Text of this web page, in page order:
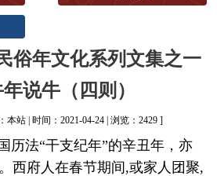
俗年文化系列文集之一
说牛（四则）
本站 | 时间：2021-04-24 | 浏览：2429 ]
历法“干支纪年”的辛丑年，亦
西府人在春节期间,或家人团聚,